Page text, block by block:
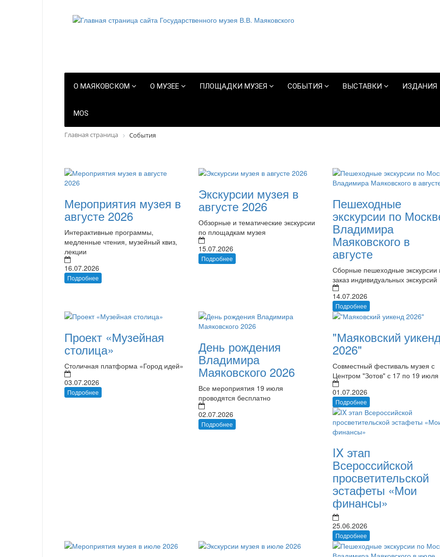
О МАЯКОВСКОМ О МУЗЕЕ ПЛОЩАДКИ МУЗЕЯ СОБЫТИЯ ВЫСТАВКИ ИЗДАНИЯ
MOS
Главная страница События
Мероприятия музея в
августе 2026
Интерактивные программы,
медленные чтения, музейный квиз,
лекции
16.07.2026
Подробнее
Экскурсии музея в
августе 2026
Обзорные и тематические экскурсии
по площадкам музея
15.07.2026
Подробнее
Пешеходные
экскурсии по
Владимира
Маяковского в
августе
Сборные пешеходные экскурсии
заказ индивидуальных экскурсий
14.07.2026
Подробнее
Проект «Музейная
столица»
Столичная платформа «Город идей»
03.07.2026
Подробнее
День рождения
Владимира
Маяковского 2026
Все мероприятия 19 июля
проводятся бесплатно
02.07.2026
Подробнее
"Маяковский
2026"
Совместный фестиваль музея с
Центром "Зотов" с 17 по 19 июля
01.07.2026
Подробнее
IX этап
Всероссийской
просветительской
эстафеты «Мои
финансы»
25.06.2026
Подробнее